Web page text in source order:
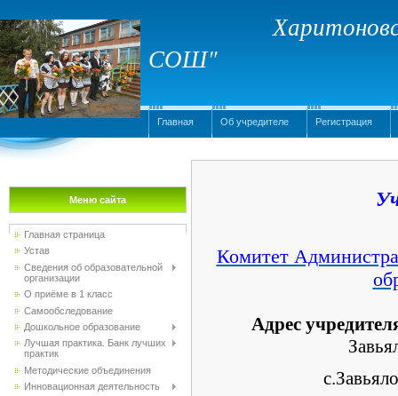
СОШ"
Главная Об учредителе Регистрация
Меню сайта
Главная страница
Устав
Сведения об образовательной
организации
О приёме в 1 класс
Самообследование
Дошкольное образование
Лучшая практика. Банк лучших
практик
Методические объединения
Инновационная деятельность
Комитет
Адрес